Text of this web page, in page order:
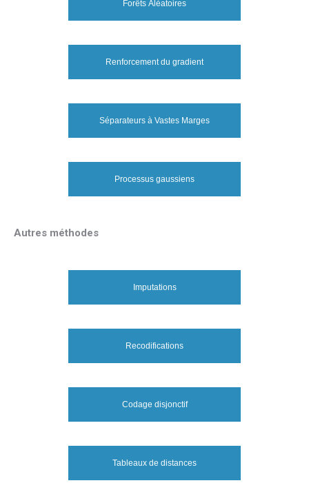
Forêts Aléatoires
Renforcement du gradient
Séparateurs à Vastes Marges
Processus gaussiens
Autres méthodes
Imputations
Recodifications
Codage disjonctif
Tableaux de distances